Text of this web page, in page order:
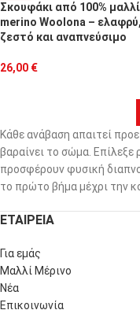
Σκουφάκι από 100% μαλλί
merino Woolona – ελαφρύ,
ζεστό και αναπνεύσιμο
26,00 €
Κάθε ανάβαση απαιτεί
βαραίνει το σώμα. Επίλεξε
προσφέρουν φυσική
το πρώτο βήμα μέχρι την
ΕΤΑΙΡΕΙΑ
Για εμάς
Μαλλί Μέρινο
Νέα
Επικοινωνία